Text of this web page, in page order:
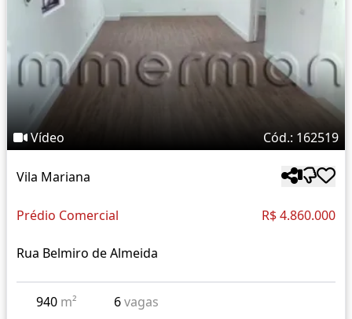
Vídeo Cód.: 162519
Vila Mariana
Prédio Comercial R$ 4.860.000
Rua Belmiro de Almeida
940 m² 6vagas